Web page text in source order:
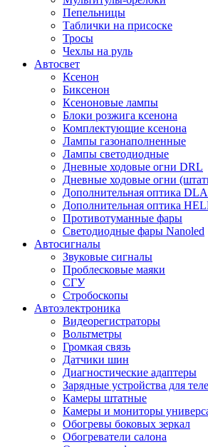
Пепельницы
Таблички на присоске
Тросы
Чехлы на руль
Автосвет
Ксенон
Биксенон
Ксеноновые лампы
Блоки розжига ксенона
Комплектующие ксенона
Лампы газонаполненные
Лампы светодиодные
Дневные ходовые огни DRL
Дневные ходовые огни
Дополнительная оптика
Дополнительная оптика
Противотуманные фары
Светодиодные фары Nanoled
Автосигналы
Звуковые сигналы
Проблесковые маяки
СГУ
Стробоскопы
Автоэлектроника
Видеорегистраторы
Вольтметры
Громкая связь
Датчики шин
Диагностические адаптеры
Зарядные устройства для
Камеры штатные
Камеры и мониторы
Обогревы боковых зеркал
Обогреватели салона